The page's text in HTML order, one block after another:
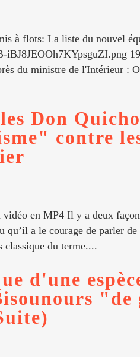
à flots: La liste du nouvel
du ministre de l'Intérieur :
Don
contre
en MP4 Il y a deux
a le courage de parler
classique du terme....
d'une
"de